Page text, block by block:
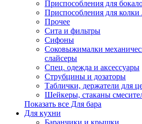
Приспособления для
Приспособления для
Прочее
Сита и фильтры
Сифоны
Соковыжималки
слайсеры
Спец. одежда и аксессуары
Струбцины и дозаторы
Таблички, держатели для
Шейкеры, стаканы
Показать все Для бара
Для кухни
Баранчики и крышки